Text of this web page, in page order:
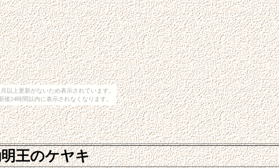
以上更新がないため表示されています。
後24時間以内に表示されなくなります。
王のケヤキ